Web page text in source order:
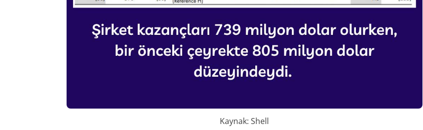
Kaynak: Shell